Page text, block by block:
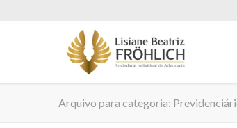
Arquivo para categoria: